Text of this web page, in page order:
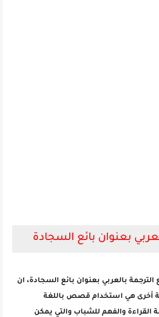
بعنوان بائع السجادة
بالعربي بعنوان بائع السجادة، ان
لغة أخرى هي استخدام قصص باللغة
القراءة والفهم للشباب والتي يمكن